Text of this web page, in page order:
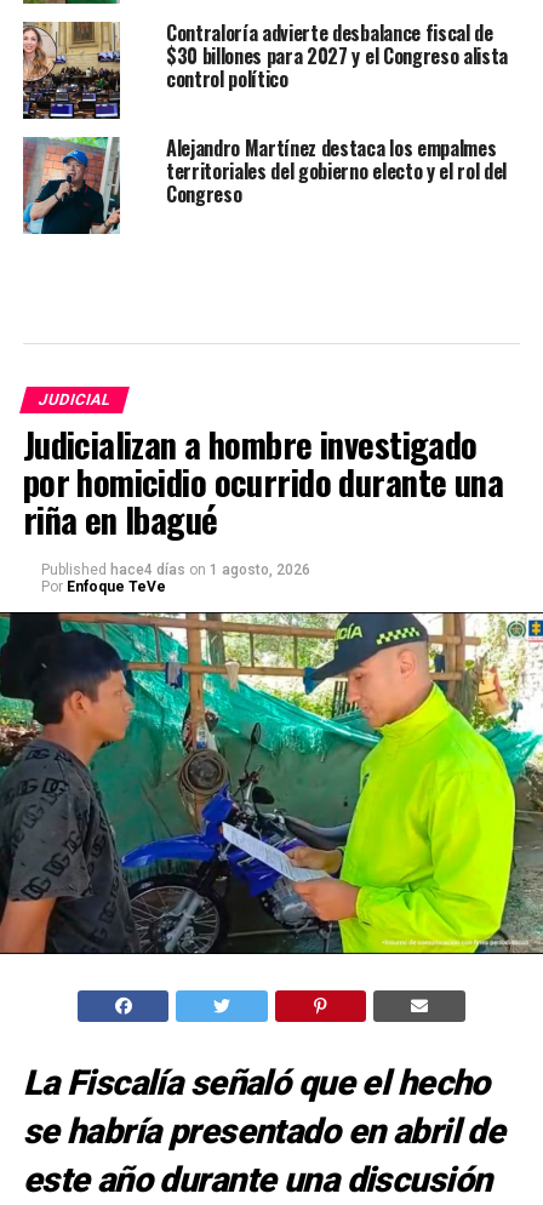
Contraloría advierte desbalance fiscal de
$30 billones para 2027 y el Congreso alista
control político
Alejandro Martínez destaca los empalmes
territoriales del gobierno electo y el rol del
Congreso
JUDICIAL
Judicializan a hombre investigado
por homicidio ocurrido durante una
riña en Ibagué
Published hace4 días on 1 agosto, 2026
Por Enfoque TeVe
La Fiscalía señaló que el hecho
se habría presentado en abril de
este año durante una discusión